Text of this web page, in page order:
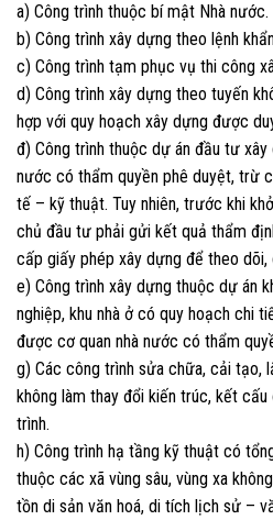
a) Công trình thuộc bí mật Nhà nước.
b) Công trình xây dựng theo lệnh
c) Công trình tạm phục vụ thi công
d) Công trình xây dựng theo tuyến
hợp với quy hoạch xây dựng được
đ) Công trình thuộc dự án đầu tư
nước có thẩm quyền phê duyệt, trừ
tế – kỹ thuật. Tuy nhiên, trước khi
chủ đầu tư phải gửi kết quả thẩm
cấp giấy phép xây dựng để theo dõi,
e) Công trình xây dựng thuộc dự án
nghiệp, khu nhà ở có quy hoạch chi
được cơ quan nhà nước có thẩm
g) Các công trình sửa chữa, cải tạo,
không làm thay đổi kiến trúc, kết
trình.
h) Công trình hạ tầng kỹ thuật có
thuộc các xã vùng sâu, vùng xa
tồn di sản văn hoá, di tích lịch sử –